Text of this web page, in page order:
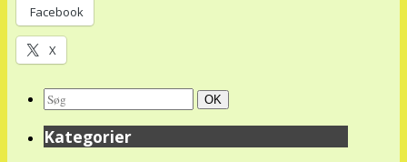
Facebook
X
Search
for:
Søg
OK
Kategorier